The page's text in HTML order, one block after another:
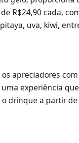
R$24,90 cada,
uva, kiwi,
apreciadores
experiência
drinque a partir de